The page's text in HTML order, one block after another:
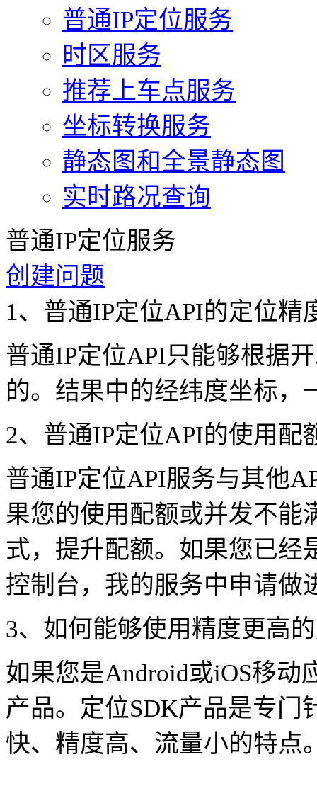
普通IP定位服务
时区服务
推荐上车点服务
坐标转换服务
静态图和全景静态图
实时路况查询
普通IP定位服务
创建问题
1、普通IP定位API的定位精
普通IP定位API只能够根据
的。结果中的经纬度坐标，
2、普通IP定位API的使用配
普通IP定位API服务与其他
果您的使用配额或并发不能
式，提升配额。如果您已经
控制台，我的服务中申请做
3、如何能够使用精度更高
如果您是Android或iOS移动
产品。定位SDK产品是专门
快、精度高、流量小的特点